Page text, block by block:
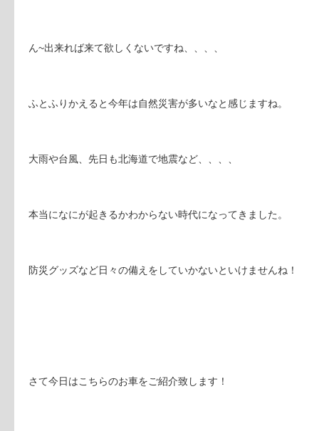
ん~出来れば来て欲しくないですね、、、、
ふとふりかえると今年は自然災害が多いなと感じますね。
大雨や台風、先日も北海道で地震など、、、、
本当になにが起きるかわからない時代になってきました。
防災グッズなど日々の備えをしていかないといけませんね！
さて今日はこちらのお車をご紹介致します！